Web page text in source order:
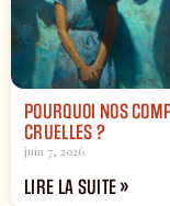
POURQUOI NOS
CRUELLES ?
juin 7, 2026
LIRE LA SUITE »